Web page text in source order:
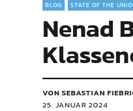
BLOG STATE OF THE
Nenad
VON SEBASTIAN
25. JANUAR 2024